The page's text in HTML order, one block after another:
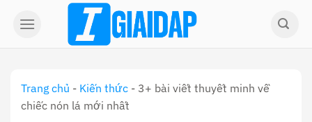
Trang chủ - Kiến thức - 3+ bài viết thuyết minh về
chiếc nón lá mới nhất